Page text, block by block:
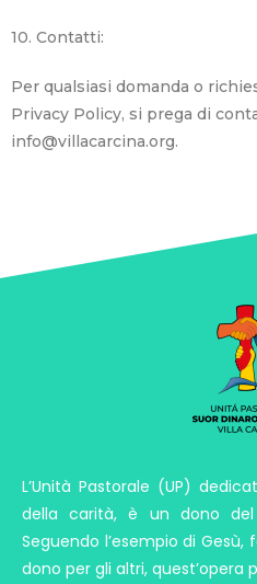
10. Contatti:
Per qualsiasi domanda o
Privacy Policy, si prega di
info@villacarcina.org.
L’Unità Pastorale (UP)
della carità, è un dono del
Seguendo l’esempio di
dono per gli altri,